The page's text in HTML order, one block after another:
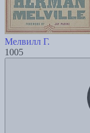
Мелвилл Г.
1005